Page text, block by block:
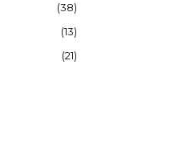
(38)
(13)
(21)